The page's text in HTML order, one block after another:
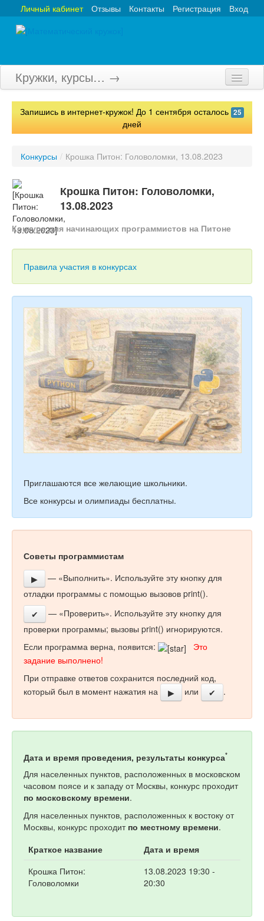
Вход
Регистрация
Контакты
Отзывы
Личный кабинет
Кружки, курсы… →
Главная
Турниры
Конкурсы
Тесты
Игры
Учитель
Запишись в интернет-кружок! До 1 сентября осталось 25
дней
Конкурсы / Крошка Питон: Головоломки, 13.08.2023
Крошка Питон: Головоломки,
13.08.2023
Конкурс для начинающих программистов на Питоне
Правила участия в конкурсах
Приглашаются все желающие школьники.
Все конкурсы и олимпиады бесплатны.
Советы программистам
▶
— «Выполнить». Используйте эту кнопку для
отладки программы с помощью вызовов print().
✔
— «Проверить». Используйте эту кнопку для
проверки программы; вызовы print() игнорируются.
Если программа верна, появится:
Это
задание выполнено!
При отправке ответов сохранится последний код,
который был в момент нажатия на
▶ или ✔ .
Дата и время проведения, результаты конкурса*
Для населенных пунктов, расположенных в московском
часовом поясе и к западу от Москвы, конкурс проходит
по московскому времени.
Для населенных пунктов, расположенных к востоку от
Москвы, конкурс проходит по местному времени.
Краткое название
Дата и время
Крошка Питон:
Головоломки
13.08.2023 19:30 -
20:30